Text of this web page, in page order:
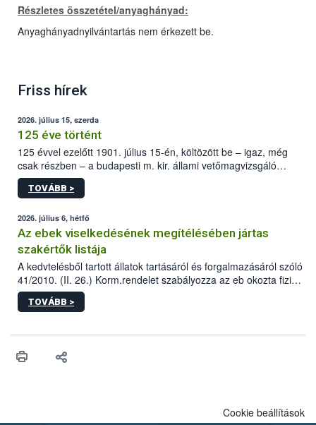
Részletes összetétel/anyaghányad:
Anyaghányadnyilvántartás nem érkezett be.
Friss hírek
2026. július 15, szerda
125 éve történt
125 évvel ezelőtt 1901. július 15-én, költözött be – igaz, még
csak részben – a budapesti m. kir. állami vetőmagvizsgáló
állomás a Kis Rókus utca 15. szám alatti, Czigler Győző által
tervezett új épületébe.
TOVÁBB >
2026. július 6, hétfő
Az ebek viselkedésének megítélésében jártas
szakértők listája
A kedvtelésből tartott állatok tartásáról és forgalmazásáról szóló
41/2010. (II. 26.) Korm.rendelet szabályozza az eb okozta fizikai
sérülés, illetve ennek veszélye keletkezésekor felmerülő
hatósági feladatokat, valamint a veszélyes eb tartását és annak
vonni az ebek viselkedésének megítélésében jártas szakértőt.
TOVÁBB >
Cookie beállítások